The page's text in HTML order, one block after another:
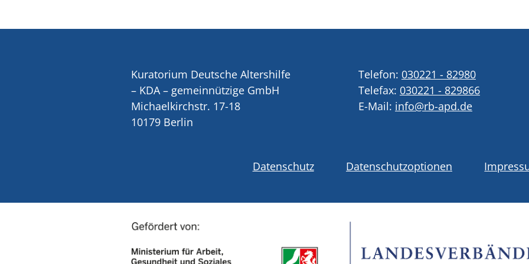
Kuratorium Deutsche Altershilfe
– KDA – gemeinnützige GmbH
Michaelkirchstr. 17-18
10179 Berlin
Telefon: 030221 - 82980
Telefax: 030221 - 829866
E-Mail: info@rb-apd.de
Datenschutz Datenschutzoptionen